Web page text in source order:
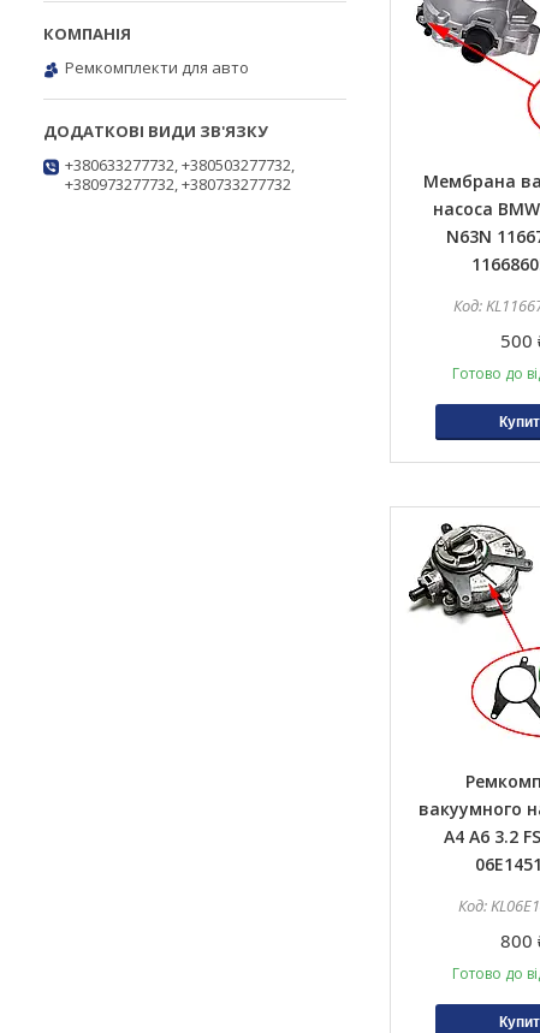
Мембрана
насоса
N63N
500
Готово до
вакуумного
A4 A6 3.2
800
Готово до
Ремкомплекти для авто
+380633277732, +380503277732,
+380973277732, +380733277732